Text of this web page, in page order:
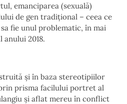
emanciparea (sexuală)
de gen tradițional – ceea ce
fie unul problematic, în mai
anului 2018.
și în baza stereotipiilor
prisma facilului portret al
și aflat mereu în conflict